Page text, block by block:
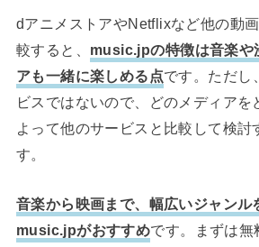
dアニメストアやNetflixなど他の動
較すると、 music.jpの特徴は音楽や
アも一緒に楽しめる点です。ただし
ビスではないので、どのメディアを
よって他のサービスと比較して検討
す。
音楽から映画まで、幅広いジャンル
music.jpがおすすめです。まずは無